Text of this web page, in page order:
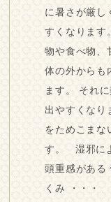
に暑さが厳し
すくなります
物や食べ物、
体の外からも
ます。 それ
出やすくなり
をためこまな
す。 湿邪に
頭重感がある
くみ ・・・